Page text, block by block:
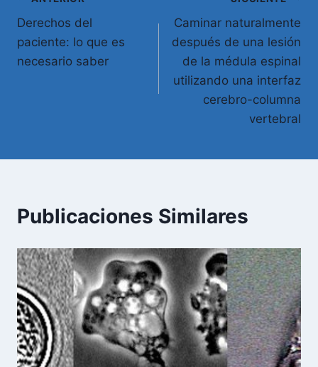
de
entradas
Derechos del
paciente: lo que es
necesario saber
Caminar naturalmente
después de una lesión
de la médula espinal
utilizando una interfaz
cerebro-columna
vertebral
Publicaciones Similares